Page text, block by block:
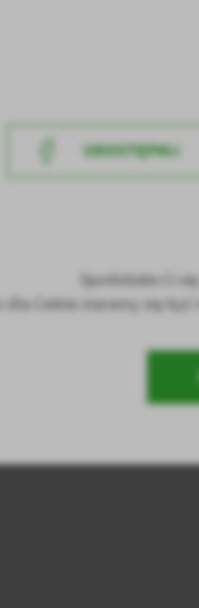
UDOSTĘPNIJ
Spodobała Ci
dla Ciebie staramy się